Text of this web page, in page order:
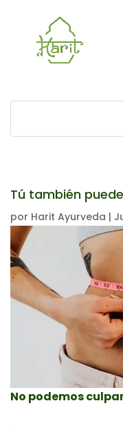
Tú también
por Harit Ayurveda |
No podemos